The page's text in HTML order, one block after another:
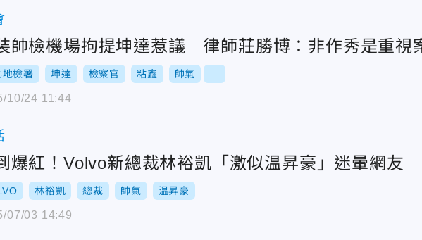
帥檢機場拘提坤達惹議 律師莊勝博：非作秀是重視
檢署 坤達 檢察官 粘鑫 帥氣
10/24 11:44
爆紅！Volvo新總裁林裕凱「激似温昇豪」迷暈網友
林裕凱 總裁 帥氣 温昇豪
07/03 14:49